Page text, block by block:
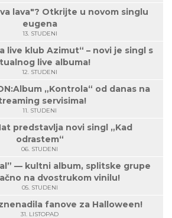
lava"? Otkrijte u novom singlu
eugena
13. STUDENI
live klub Azimut“ – novi je singl s
live albuma!
12. STUDENI
„Kontrola“ od danas na
servisima!
11. STUDENI
predstavlja novi singl „Kad
odrastem“
06. STUDENI
— kultni album, splitske grupe
na dvostrukom vinilu!
05. STUDENI
fanove za Halloween!
31. LISTOPAD